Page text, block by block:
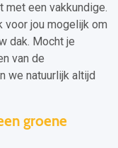
met een vakkundige.
voor jou mogelijk om
dak. Mocht je
van de
we natuurlijk altijd
groene